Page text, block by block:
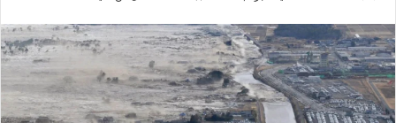
إلكترونيا